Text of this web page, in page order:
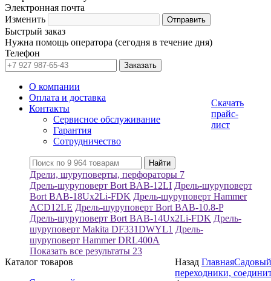
Электронная почта
Изменить
Быстрый заказ
Нужна помощь оператора (сегодня в течение дня)
Телефон
О компании
Оплата и доставка
Контакты
Сервисное обслуживание
Гарантия
Сотрудничество
Скачать
прайс-
лист
Дрели, шуруповерты, перфораторы 7
Дрель-шуруповерт Bort BAB-12LI Дрель-шуруповерт
Bort BAB-18Ux2Li-FDK Дрель-шуруповерт Hammer
ACD12LE Дрель-шуруповерт Bort BAB-10.8-P
Дрель-шуруповерт Bort BAB-14Ux2Li-FDK Дрель-
шуруповерт Makita DF331DWYL1 Дрель-
шуруповерт Hammer DRL400A
Показать все результаты 23
Каталог товаров
Назад Главная
переходники,